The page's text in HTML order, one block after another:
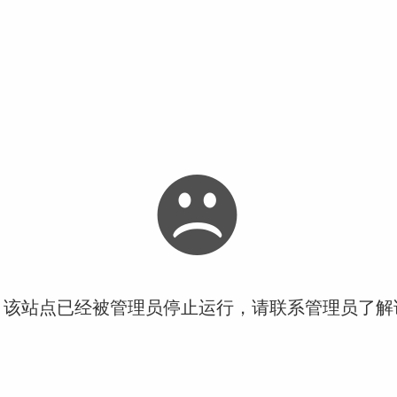
站点已经被管理员停止运行，请联系管理员了